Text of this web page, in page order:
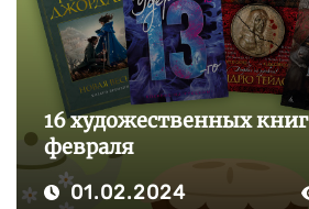
16 художественных книг
февраля
01.02.2024